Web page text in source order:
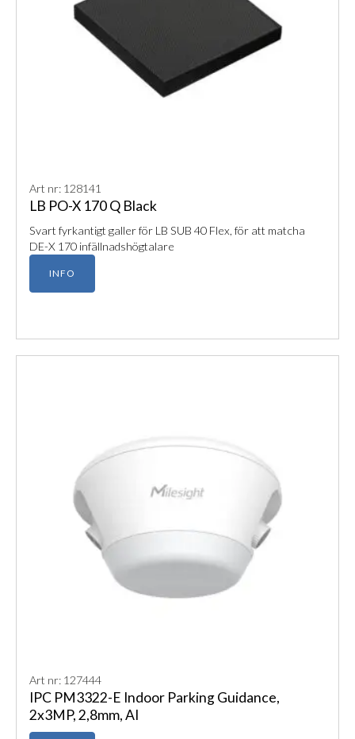
Art nr: 128141
LB PO-X 170 Q Black
Svart fyrkantigt galler för LB SUB 40 Flex, för att matcha
DE-X 170 infällnadshögtalare
INFO
Art nr: 127444
IPC PM3322-E Indoor Parking Guidance,
2x3MP, 2,8mm, AI